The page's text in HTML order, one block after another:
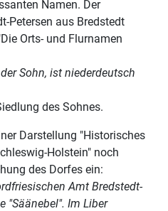
Namen. Der
Petersen aus Bredstedt
Orts- und Flurnamen
Sohn, ist niederdeutsch
des Sohnes.
Darstellung "Historisches
Holstein" noch
des Dorfes ein:
Amt Bredstedt-
"Säänebel". Im Liber